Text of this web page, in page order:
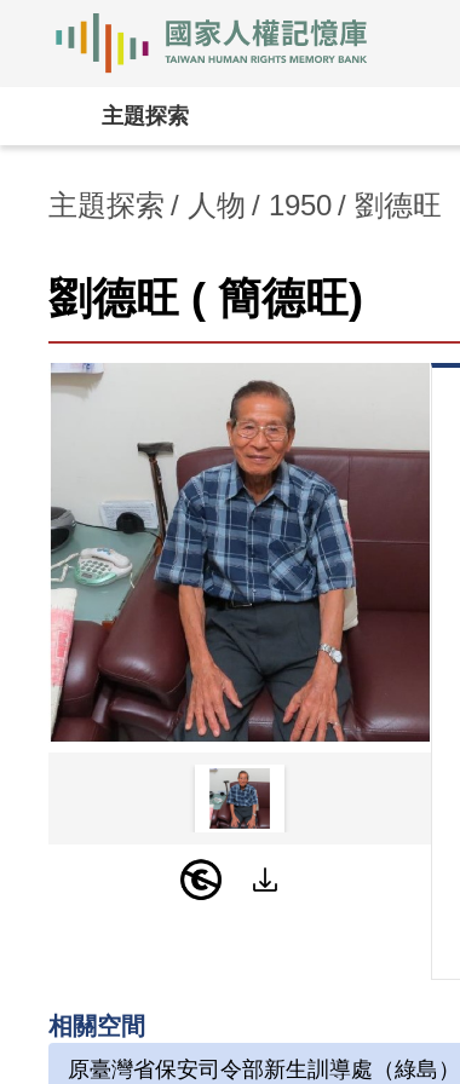
主題探索
主題探索 人物 1950 劉德旺
劉德旺 ( 簡德旺)
相關空間
原臺灣省保安司令部新生訓導處（綠島）